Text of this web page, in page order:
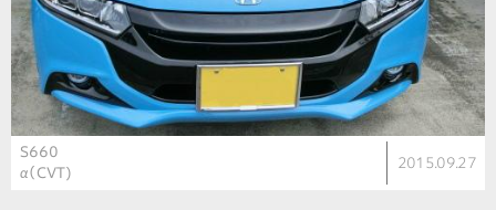
S660
α（CVT)
2015.09.27